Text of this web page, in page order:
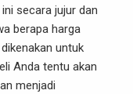
secara jujur dan
berapa harga
untuk
Anda tentu akan
menjadi